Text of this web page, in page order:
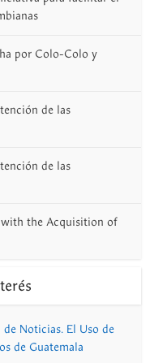
por Colo-Colo y
de las
de las
with the Acquisition of
Noticias. El Uso de
de Guatemala